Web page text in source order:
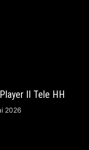
II Tele HH
2026